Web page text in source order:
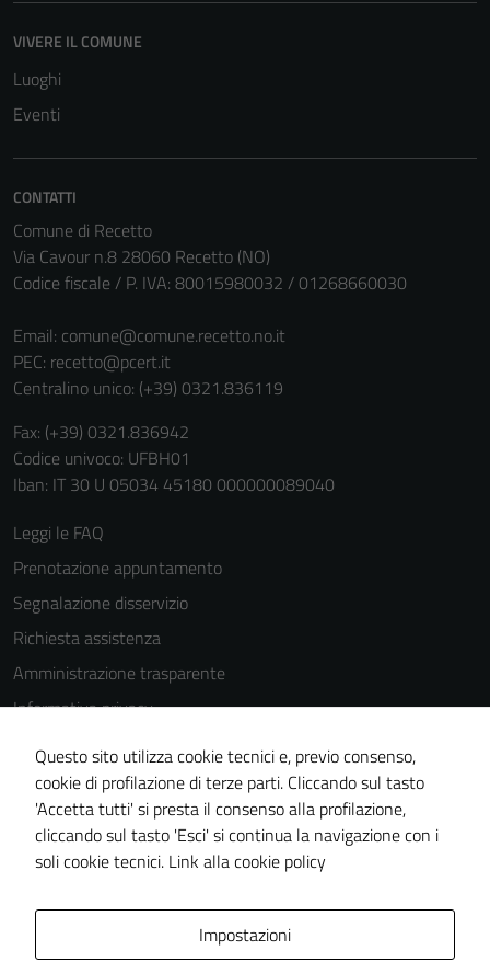
VIVERE IL COMUNE
Luoghi
Eventi
CONTATTI
Comune di Recetto
Via Cavour n.8 28060 Recetto (NO)
Codice fiscale / P. IVA: 80015980032 / 01268660030
Email: comune@comune.recetto.no.it
PEC: recetto@pcert.it
Centralino unico: (+39) 0321.836119
Fax: (+39) 0321.836942
Codice univoco: UFBH01
Iban: IT 30 U 05034 45180 000000089040
Leggi le FAQ
Prenotazione appuntamento
Segnalazione disservizio
Richiesta assistenza
Amministrazione trasparente
Informativa privacy
Cookie Policy
Note legali
Dichiarazione di accessibilità
Piano di miglioramento del sito
Questo sito utilizza cookie tecnici e, previo consenso,
cookie di profilazione di terze parti. Cliccando sul tasto
'Accetta tutti' si presta il consenso alla profilazione,
cliccando sul tasto 'Esci' si continua la navigazione con i
soli cookie tecnici. Link alla cookie policy
Impostazioni